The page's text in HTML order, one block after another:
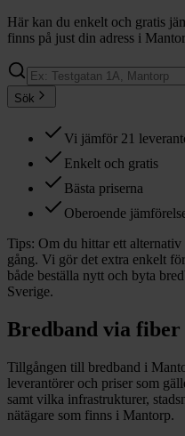
Här kan du enkelt och gratis
finns på just din adress i
Sök
Vi jämför 21
Enkelt och gratis
Bästa priserna
Oberoende
Tips: Om du hittar ett
gång. Vi gör det extra enkelt
både beställa nytt och byta
Sverige.
Bredband via fiber
Tillgången till bredband i
leverantörer och priser som
samt vilka infrastrukturer,
nätägare som finns i Mantorp.